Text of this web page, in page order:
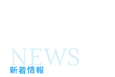
NEWS
新着情報